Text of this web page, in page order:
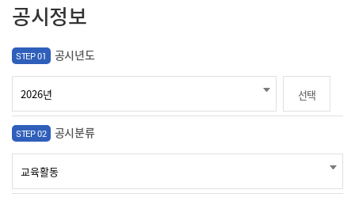
공시정보
STEP 01 공시년도
선택
STEP 02 공시분류